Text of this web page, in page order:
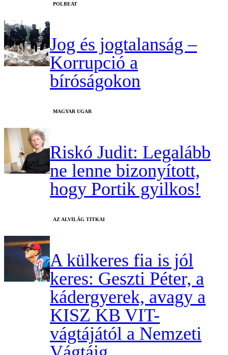
‎POLBEAT
Jog és jogtalanság –
Korrupció a
bíróságokon
MAGYAR UGAR
Riskó Judit: Legalább
ne lenne bizonyított,
hogy Portik gyilkos!
AZ ALVILÁG TITKAI
A külkeres fia is jól
keres: Geszti Péter, a
kádergyerek, avagy a
KISZ KB VIT-
vágtájától a Nemzeti